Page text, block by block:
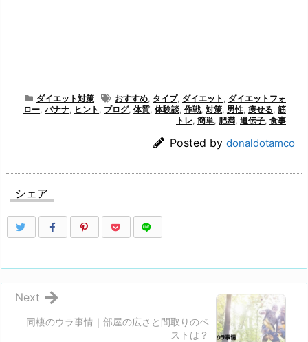
ダイエット対策 おすすめ, タイプ, ダイエット , ダイエットフォ
ロー, バナナ, ヒント , ブログ, 体質, 体験談, 作戦, 対策, 男性, 痩せる, 筋
トレ, 簡単, 肥満, 遺伝子, 食事
Posted by donaldotamco
シェア
同棲のウラ事情｜部屋の広さと間取りのベ
ストは？
Next